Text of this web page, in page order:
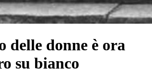
delle donne è ora
su bianco